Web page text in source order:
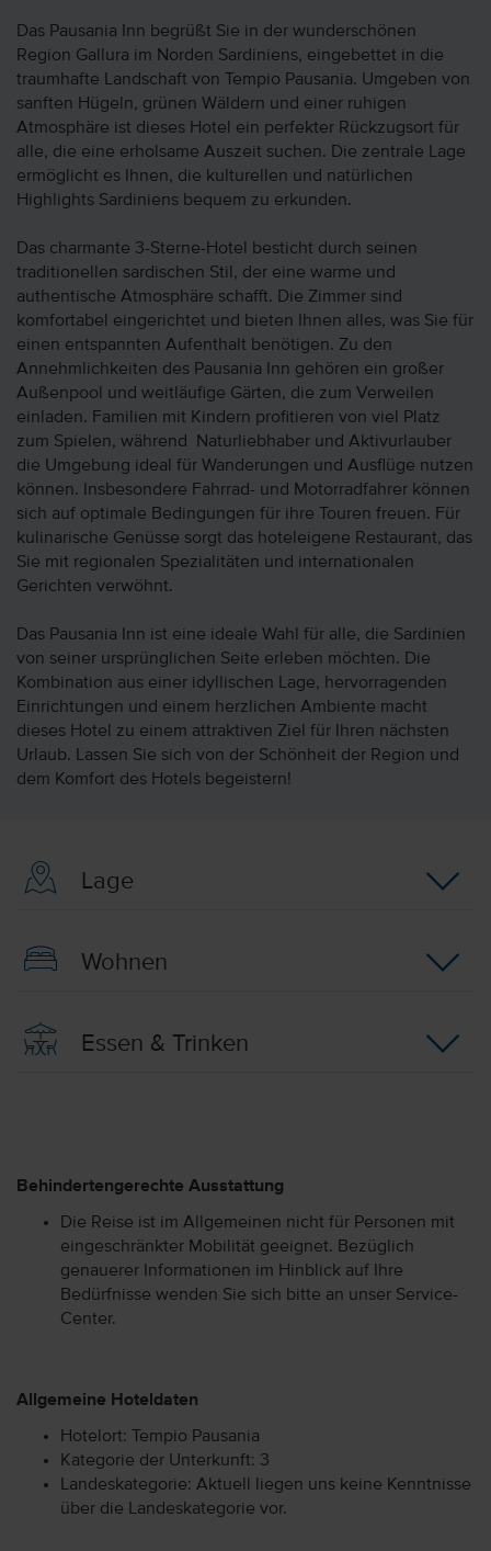
Das Pausania Inn begrüßt Sie in der wunderschönen
Region Gallura im Norden Sardiniens, eingebettet in die
traumhafte Landschaft von Tempio Pausania. Umgeben von
sanften Hügeln, grünen Wäldern und einer ruhigen
Atmosphäre ist dieses Hotel ein perfekter Rückzugsort für
alle, die eine erholsame Auszeit suchen. Die zentrale Lage
ermöglicht es Ihnen, die kulturellen und natürlichen
Highlights Sardiniens bequem zu erkunden.
Das charmante 3-Sterne-Hotel besticht durch seinen
traditionellen sardischen Stil, der eine warme und
authentische Atmosphäre schafft. Die Zimmer sind
komfortabel eingerichtet und bieten Ihnen alles, was Sie für
einen entspannten Aufenthalt benötigen. Zu den
Annehmlichkeiten des Pausania Inn gehören ein großer
Außenpool und weitläufige Gärten, die zum Verweilen
einladen. Familien mit Kindern profitieren von viel Platz
zum Spielen, während Naturliebhaber und Aktivurlauber
die Umgebung ideal für Wanderungen und Ausflüge nutzen
können. Insbesondere Fahrrad- und Motorradfahrer können
sich auf optimale Bedingungen für ihre Touren freuen. Für
kulinarische Genüsse sorgt das hoteleigene Restaurant, das
Sie mit regionalen Spezialitäten und internationalen
Gerichten verwöhnt.
Das Pausania Inn ist eine ideale Wahl für alle, die Sardinien
von seiner ursprünglichen Seite erleben möchten. Die
Kombination aus einer idyllischen Lage, hervorragenden
Einrichtungen und einem herzlichen Ambiente macht
dieses Hotel zu einem attraktiven Ziel für Ihren nächsten
Urlaub. Lassen Sie sich von der Schönheit der Region und
dem Komfort des Hotels begeistern!
Lage
Wohnen
Essen & Trinken
Behindertengerechte Ausstattung
Die Reise ist im Allgemeinen nicht für Personen mit
eingeschränkter Mobilität geeignet. Bezüglich
genauerer Informationen im Hinblick auf Ihre
Bedürfnisse wenden Sie sich bitte an unser Service-
Center.
Allgemeine Hoteldaten
Hotelort: Tempio Pausania
Kategorie der Unterkunft: 3
Landeskategorie: Aktuell liegen uns keine Kenntnisse
über die Landeskategorie vor.